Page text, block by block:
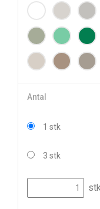
Antal
1 stk
3 stk